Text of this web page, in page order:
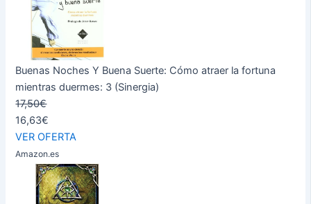
Buenas Noches Y Buena Suerte: Cómo atraer la fortuna
mientras duermes: 3 (Sinergia)
17,50€
16,63€
VER OFERTA
Amazon.es